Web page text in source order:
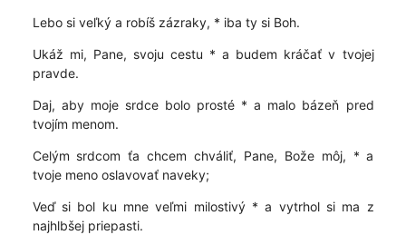
Lebo si veľký a robíš zázraky, * iba ty si Boh.
Ukáž mi, Pane, svoju cestu * a budem kráčať v tvojej
pravde.
Daj, aby moje srdce bolo prosté * a malo bázeň pred
tvojím menom.
Celým srdcom ťa chcem chváliť, Pane, Bože môj, * a
tvoje meno oslavovať naveky;
Veď si bol ku mne veľmi milostivý * a vytrhol si ma z
najhlbšej priepasti.